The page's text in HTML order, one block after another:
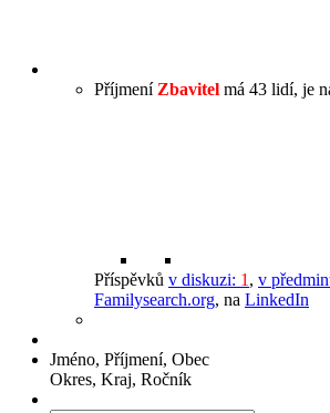
Příjmení Zbavitel má 43 lidí, je
Příspěvků v diskuzi: 1 , v
Familysearch.org, na LinkedIn
Jméno, Příjmení, Obec
Okres, Kraj, Ročník